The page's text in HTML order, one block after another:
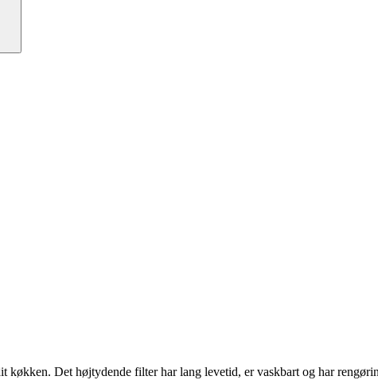
Det højtydende filter har lang levetid, er vaskbart og har